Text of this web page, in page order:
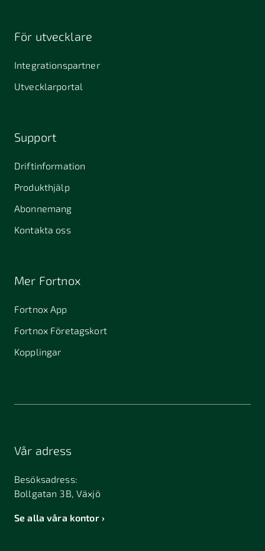
För utvecklare
Integrationspartner
Utvecklarportal
Support
Driftinformation
Produkthjälp
Abonnemang
Kontakta oss
Mer Fortnox
Fortnox App
Fortnox Företagskort
Kopplingar
Vår adress
Besöksadress:
Bollgatan 3B, Växjö
Se alla våra kontor